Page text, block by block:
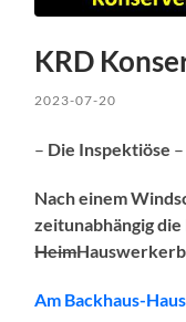
KRD
2023-07-20
– Die Inspektiöse –
Nach einem
zeitunabhängig
Heim
Am Backhaus-